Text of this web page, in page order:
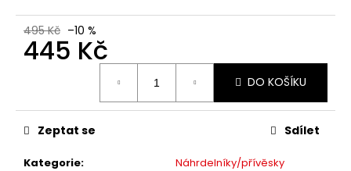
495 Kč –10 %
445 Kč
DO KOŠÍKU
Kategorie:
Náhrdelníky/přívěsky
Zeptat se Sdílet
m